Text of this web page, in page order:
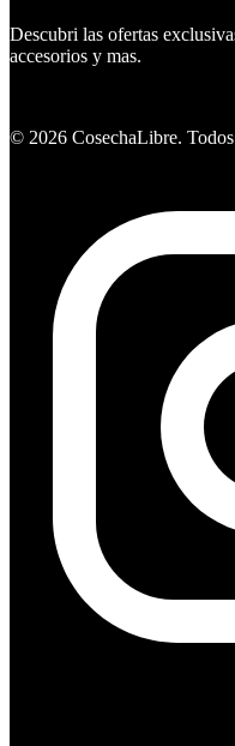
Descubri las ofertas
accesorios y mas.
© 2026 CosechaLibre.